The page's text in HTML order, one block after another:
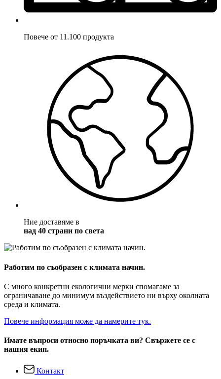
Повече от 11.100 продукта
Ние доставяме в
над 40 страни по света
Работим по съобразен с климата начин.
С много конкретни екологични мерки спомагаме за
ограничаване до минимум въздействието ни върху околната
среда и климата.
Повече информация може да намерите тук.
Имате въпроси относно поръчката ви? Свържете се с
нашия екип.
Контакт